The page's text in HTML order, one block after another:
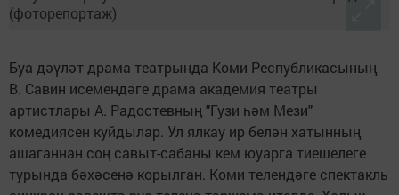
Буа дәүләт драма театрында Коми Республикасының
В. Савин исемендәге драма академия театры
артистлары А. Радостевның "Гузи һәм Мези"
комедиясен куйдылар. Ул ялкау ир белән хатынның
ашаганнан соң савыт-сабаны кем юуарга тиешелеге
турында бәхәсенә корылган. Коми телендәге спектакль